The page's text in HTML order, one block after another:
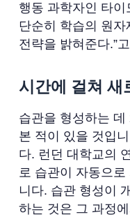
행동 과학자인 타이
단순히 학습의 원
전략을 밝혀준다.”
시간에 걸쳐 새
습관을 형성하는 데
본 적이 있을 것입
다. 런던 대학교의
로 습관이 자동으
니다. 습관 형성이
하는 것은 그 과정